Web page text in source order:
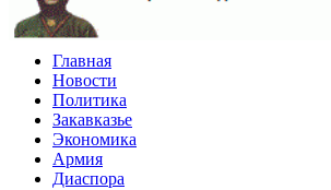
Главная
Новости
Политика
Закавказье
Экономика
Армия
Диаспора